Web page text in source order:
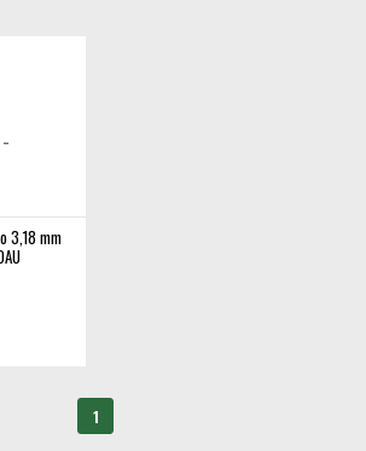
3,18 mm
1